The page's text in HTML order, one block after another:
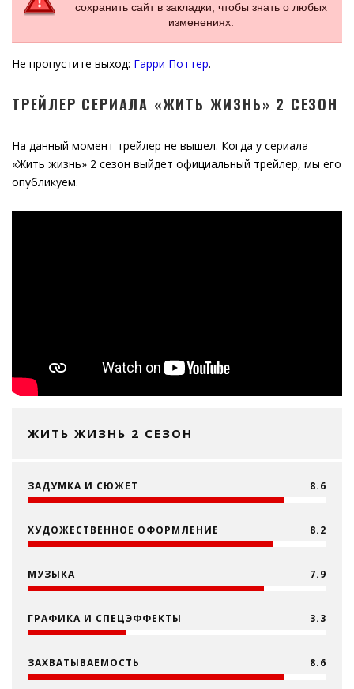
сохранить сайт в закладки, чтобы знать о любых
изменениях.
Не пропустите выход: Гарри Поттер.
ТРЕЙЛЕР СЕРИАЛА «ЖИТЬ ЖИЗНЬ» 2 СЕЗОН
На данный момент трейлер не вышел. Когда у сериала
«Жить жизнь» 2 сезон выйдет официальный трейлер, мы его
опубликуем.
ЖИТЬ ЖИЗНЬ 2 СЕЗОН
ЗАДУМКА И СЮЖЕТ 8.6
ХУДОЖЕСТВЕННОЕ ОФОРМЛЕНИЕ 8.2
МУЗЫКА 7.9
ГРАФИКА И СПЕЦЭФФЕКТЫ 3.3
ЗАХВАТЫВАЕМОСТЬ 8.6